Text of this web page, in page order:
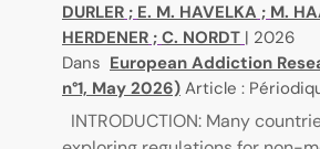
DURLER ; E. M. HAVELKA ; M.
HERDENER ; C. NORDT | 2026
Dans European Addiction
n°1, May 2026) Article :
INTRODUCTION: Many